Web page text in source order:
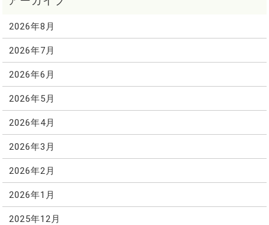
2026年8月
2026年7月
2026年6月
2026年5月
2026年4月
2026年3月
2026年2月
2026年1月
2025年12月